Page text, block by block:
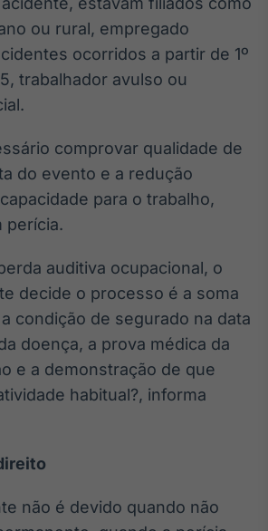
ou rural, empregado
ocorridos a partir de 1º
trabalhador avulso ou
comprovar qualidade de
do evento e a redução
para o trabalho,
perícia.
auditiva ocupacional, o
decide o processo é a soma
condição de segurado na data
doença, a prova médica da
e a demonstração de que
habitual?, informa
não é devido quando não